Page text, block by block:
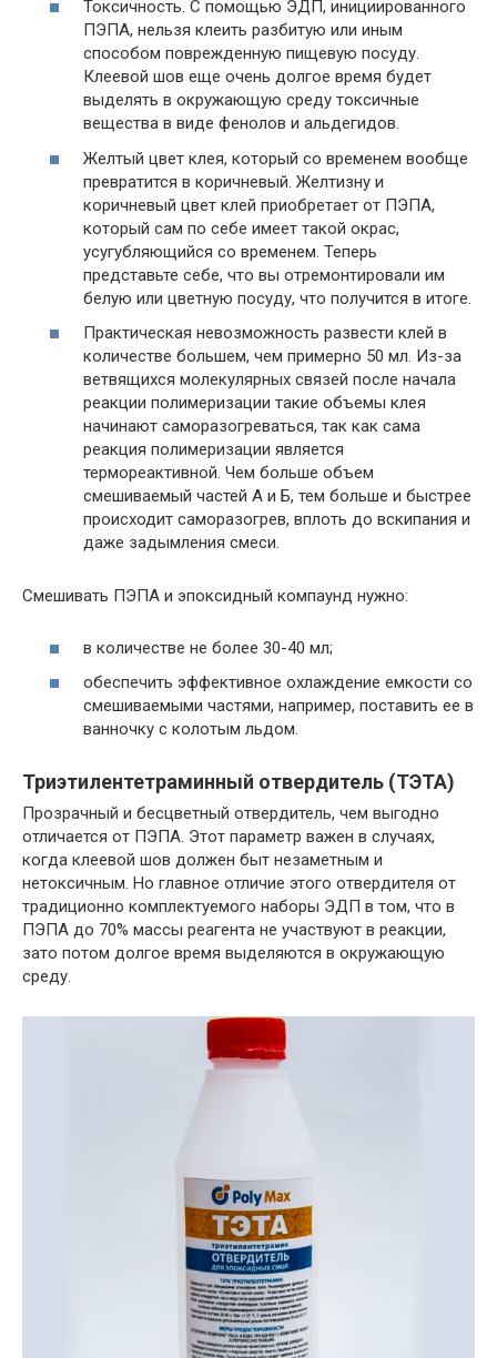
Токсичность. С помощью ЭДП, инициированного
ПЭПА, нельзя клеить разбитую или иным
способом поврежденную пищевую посуду.
Клеевой шов еще очень долгое время будет
выделять в окружающую среду токсичные
вещества в виде фенолов и альдегидов.
Желтый цвет клея, который со временем вообще
превратится в коричневый. Желтизну и
коричневый цвет клей приобретает от ПЭПА,
который сам по себе имеет такой окрас,
усугубляющийся со временем. Теперь
представьте себе, что вы отремонтировали им
белую или цветную посуду, что получится в итоге.
Практическая невозможность развести клей в
количестве большем, чем примерно 50 мл. Из-за
ветвящихся молекулярных связей после начала
реакции полимеризации такие объемы клея
начинают саморазогреваться, так как сама
реакция полимеризации является
термореактивной. Чем больше объем
смешиваемый частей А и Б, тем больше и быстрее
происходит саморазогрев, вплоть до вскипания и
даже задымления смеси.
Смешивать ПЭПА и эпоксидный компаунд нужно:
в количестве не более 30-40 мл;
обеспечить эффективное охлаждение емкости со
смешиваемыми частями, например, поставить ее в
ванночку с колотым льдом.
Триэтилентетраминный отвердитель (ТЭТА)
Прозрачный и бесцветный отвердитель, чем выгодно
отличается от ПЭПА. Этот параметр важен в случаях,
когда клеевой шов должен быт незаметным и
нетоксичным. Но главное отличие этого отвердителя от
традиционно комплектуемого наборы ЭДП в том, что в
ПЭПА до 70% массы реагента не участвуют в реакции,
зато потом долгое время выделяются в окружающую
среду.